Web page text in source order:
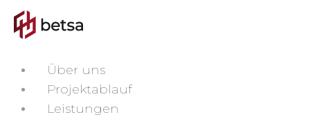
Über uns
Projektablauf
Leistungen